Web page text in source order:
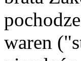
waren